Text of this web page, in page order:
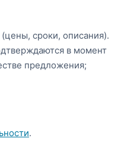
сроки, описания).
в момент
предложения;
.